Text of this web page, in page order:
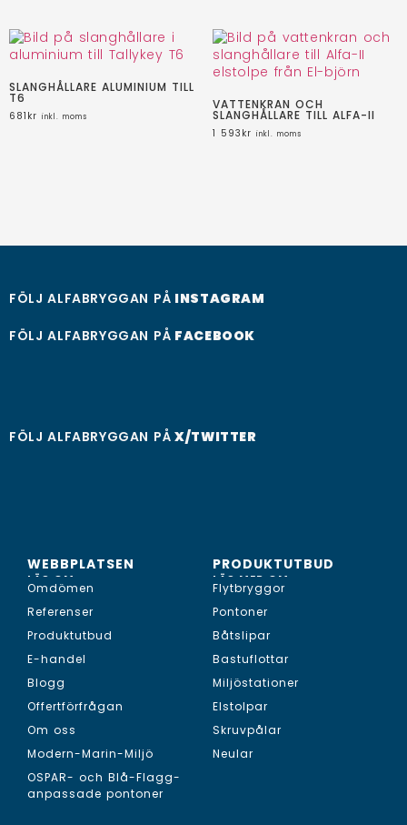
SLANGHÅLLARE ALUMINIUM TILL
T6
681 kr inkl. moms
VATTENKRAN OCH
SLANGHÅLLARE TILL ALFA-II
1 593 kr inkl. moms
FÖLJ ALFABRYGGAN PÅ INSTAGRAM
FÖLJ ALFABRYGGAN PÅ FACEBOOK
FÖLJ ALFABRYGGAN PÅ X/TWITTER
WEBBPLATSEN
LÄS OM...
Omdömen
Referenser
Produktutbud
E-handel
Blogg
Offertförfrågan
Om oss
Modern-Marin-Miljö
OSPAR- och Blå-Flagg-
anpassade pontoner
PRODUKTUTBUD
LÄS MER OM...
Flytbryggor
Pontoner
Båtslipar
Bastuflottar
Miljöstationer
Elstolpar
Skruvpålar
Neular